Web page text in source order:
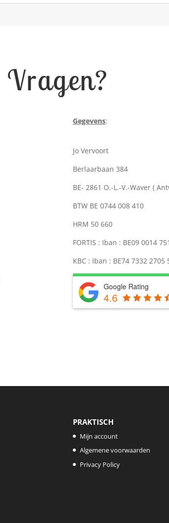
Vragen?
Gegevens:
Jo Vervoort
Berlaarbaan 384
BE- 2861 O.-L.-V.-Waver (
BTW BE 0744 008 410
HRM 50 660
FORTIS : Iban : BE09 0014
KBC : Iban : BE74 7332 2705
Google Rating
4.6
PRAKTISCH
Mijn account
Algemene voorwaarden
Privacy Policy